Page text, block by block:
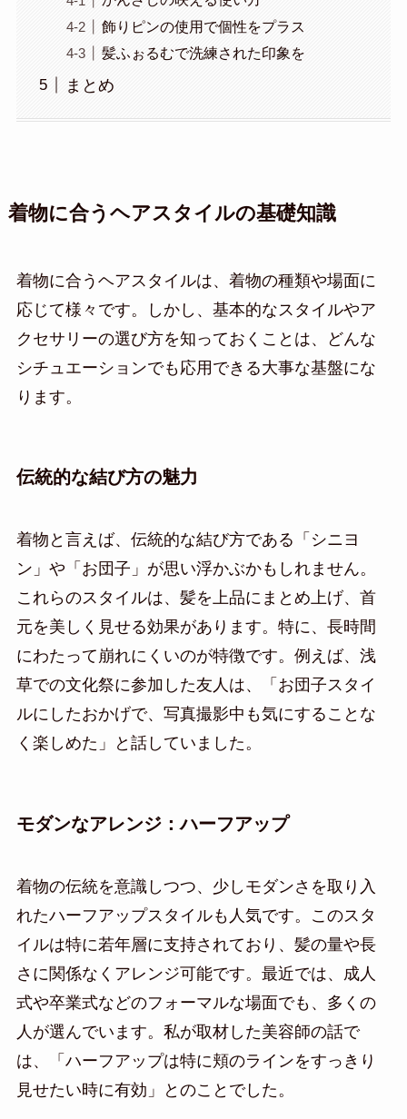
飾りピンの使用で個性をプラス
髪ふぉるむで洗練された印象を
まとめ
着物に合うヘアスタイルの基礎知識
着物に合うヘアスタイルは、着物の種類や場面に
応じて様々です。しかし、基本的なスタイルやア
クセサリーの選び方を知っておくことは、どんな
シチュエーションでも応用できる大事な基盤にな
ります。
伝統的な結び方の魅力
着物と言えば、伝統的な結び方である「シニヨ
ン」や「お団子」が思い浮かぶかもしれません。
これらのスタイルは、髪を上品にまとめ上げ、首
元を美しく見せる効果があります。特に、長時間
にわたって崩れにくいのが特徴です。例えば、浅
草での文化祭に参加した友人は、「お団子スタイ
ルにしたおかげで、写真撮影中も気にすることな
く楽しめた」と話していました。
モダンなアレンジ：ハーフアップ
着物の伝統を意識しつつ、少しモダンさを取り入
れたハーフアップスタイルも人気です。このスタ
イルは特に若年層に支持されており、髪の量や長
さに関係なくアレンジ可能です。最近では、成人
式や卒業式などのフォーマルな場面でも、多くの
人が選んでいます。私が取材した美容師の話で
は、「ハーフアップは特に頬のラインをすっきり
見せたい時に有効」とのことでした。